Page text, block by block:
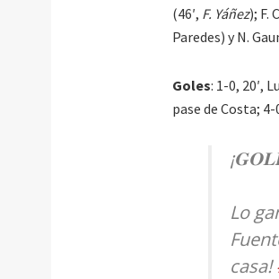
(46′, F. Yáñez); F.
Paredes) y N.
Goles: 1-0, 20′,
pase de Costa;
Lo
casa!